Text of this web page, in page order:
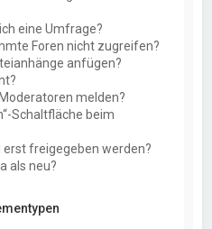
eine Umfrage?
Foren nicht zugreifen?
anfügen?
melden?
Schaltfläche beim
freigegeben werden?
als neu?